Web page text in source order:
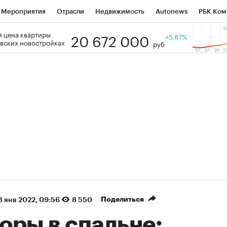
Мероприятия Отрасли Недвижимость Autonews РБК
РБК Образование Тренды
цена квартиры
новостройках
20 672 000 руб
+5.87%
янв 2022, 09:56 8 550 Поделиться